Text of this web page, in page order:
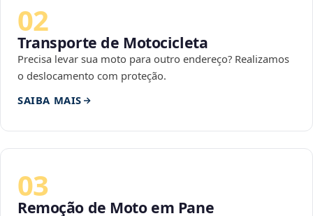
02
Transporte de Motocicleta
Precisa levar sua moto para outro endereço? Realizamos
o deslocamento com proteção.
SAIBA MAIS
03
Remoção de Moto em Pane